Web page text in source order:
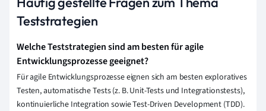
Teststrategien
Welche Teststrategien sind am besten für agile
Entwicklungsprozesse geeignet?
Für agile Entwicklungsprozesse eignen sich am besten exploratives
Testen, automatische Tests (z. B. Unit-Tests und Integrationstests),
kontinuierliche Integration sowie Test-Driven Development (TDD).